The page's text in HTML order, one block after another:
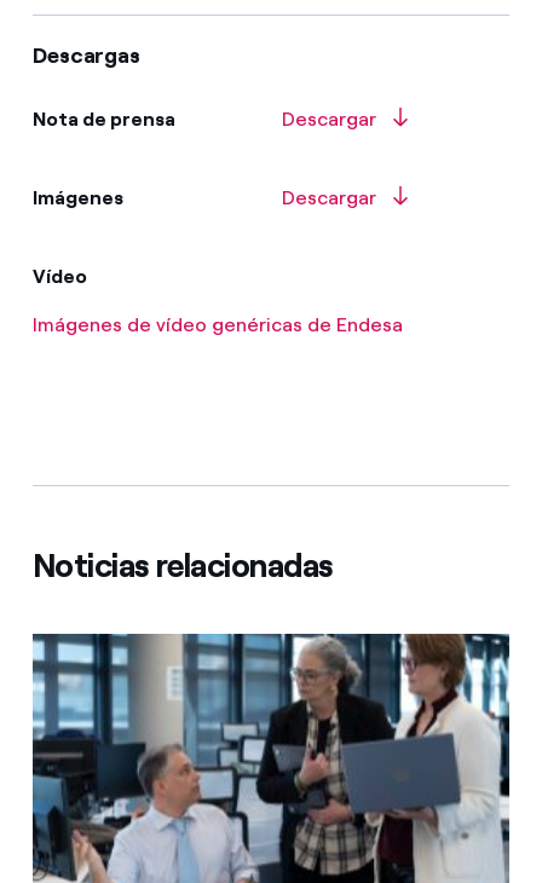
Descargas
Nota de prensa Descargar
Imágenes Descargar
Vídeo
Imágenes de vídeo genéricas de Endesa
Noticias relacionadas